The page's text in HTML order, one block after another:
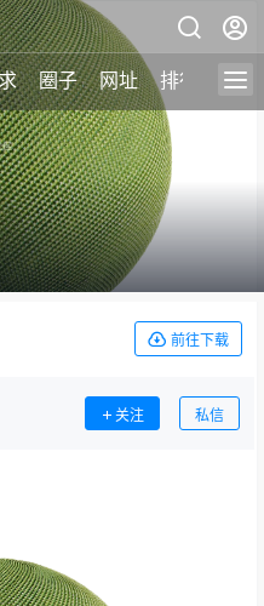
圈子 网址 排行榜
前往下载
关注 私信